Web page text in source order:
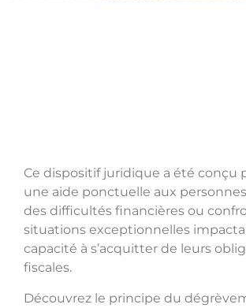
Ce dispositif juridique a été conçu
une aide ponctuelle aux
des difficultés financières ou
situations exceptionnelles
capacité à s’acquitter de leurs
fiscales.
Découvrez le principe du